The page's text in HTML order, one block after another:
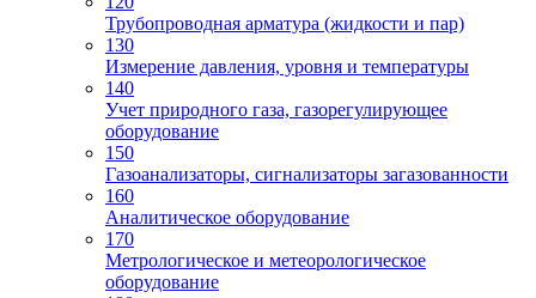
Трубопроводная арматура (жидкости и пар)
130
Измерение давления, уровня и температуры
140
Учет природного газа, газорегулирующее
оборудование
150
Газоанализаторы, сигнализаторы загазованности
160
Аналитическое оборудование
170
Метрологическое и метеорологическое
оборудование